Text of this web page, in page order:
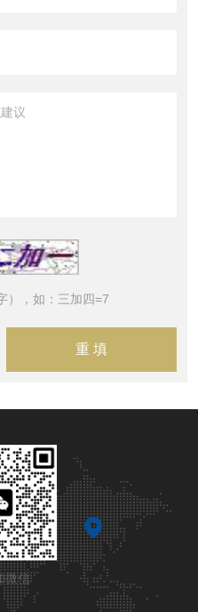
），如：三加四=7
微信